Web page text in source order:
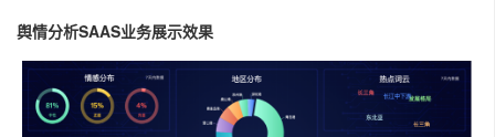
舆情分析SAAS业务展示效果